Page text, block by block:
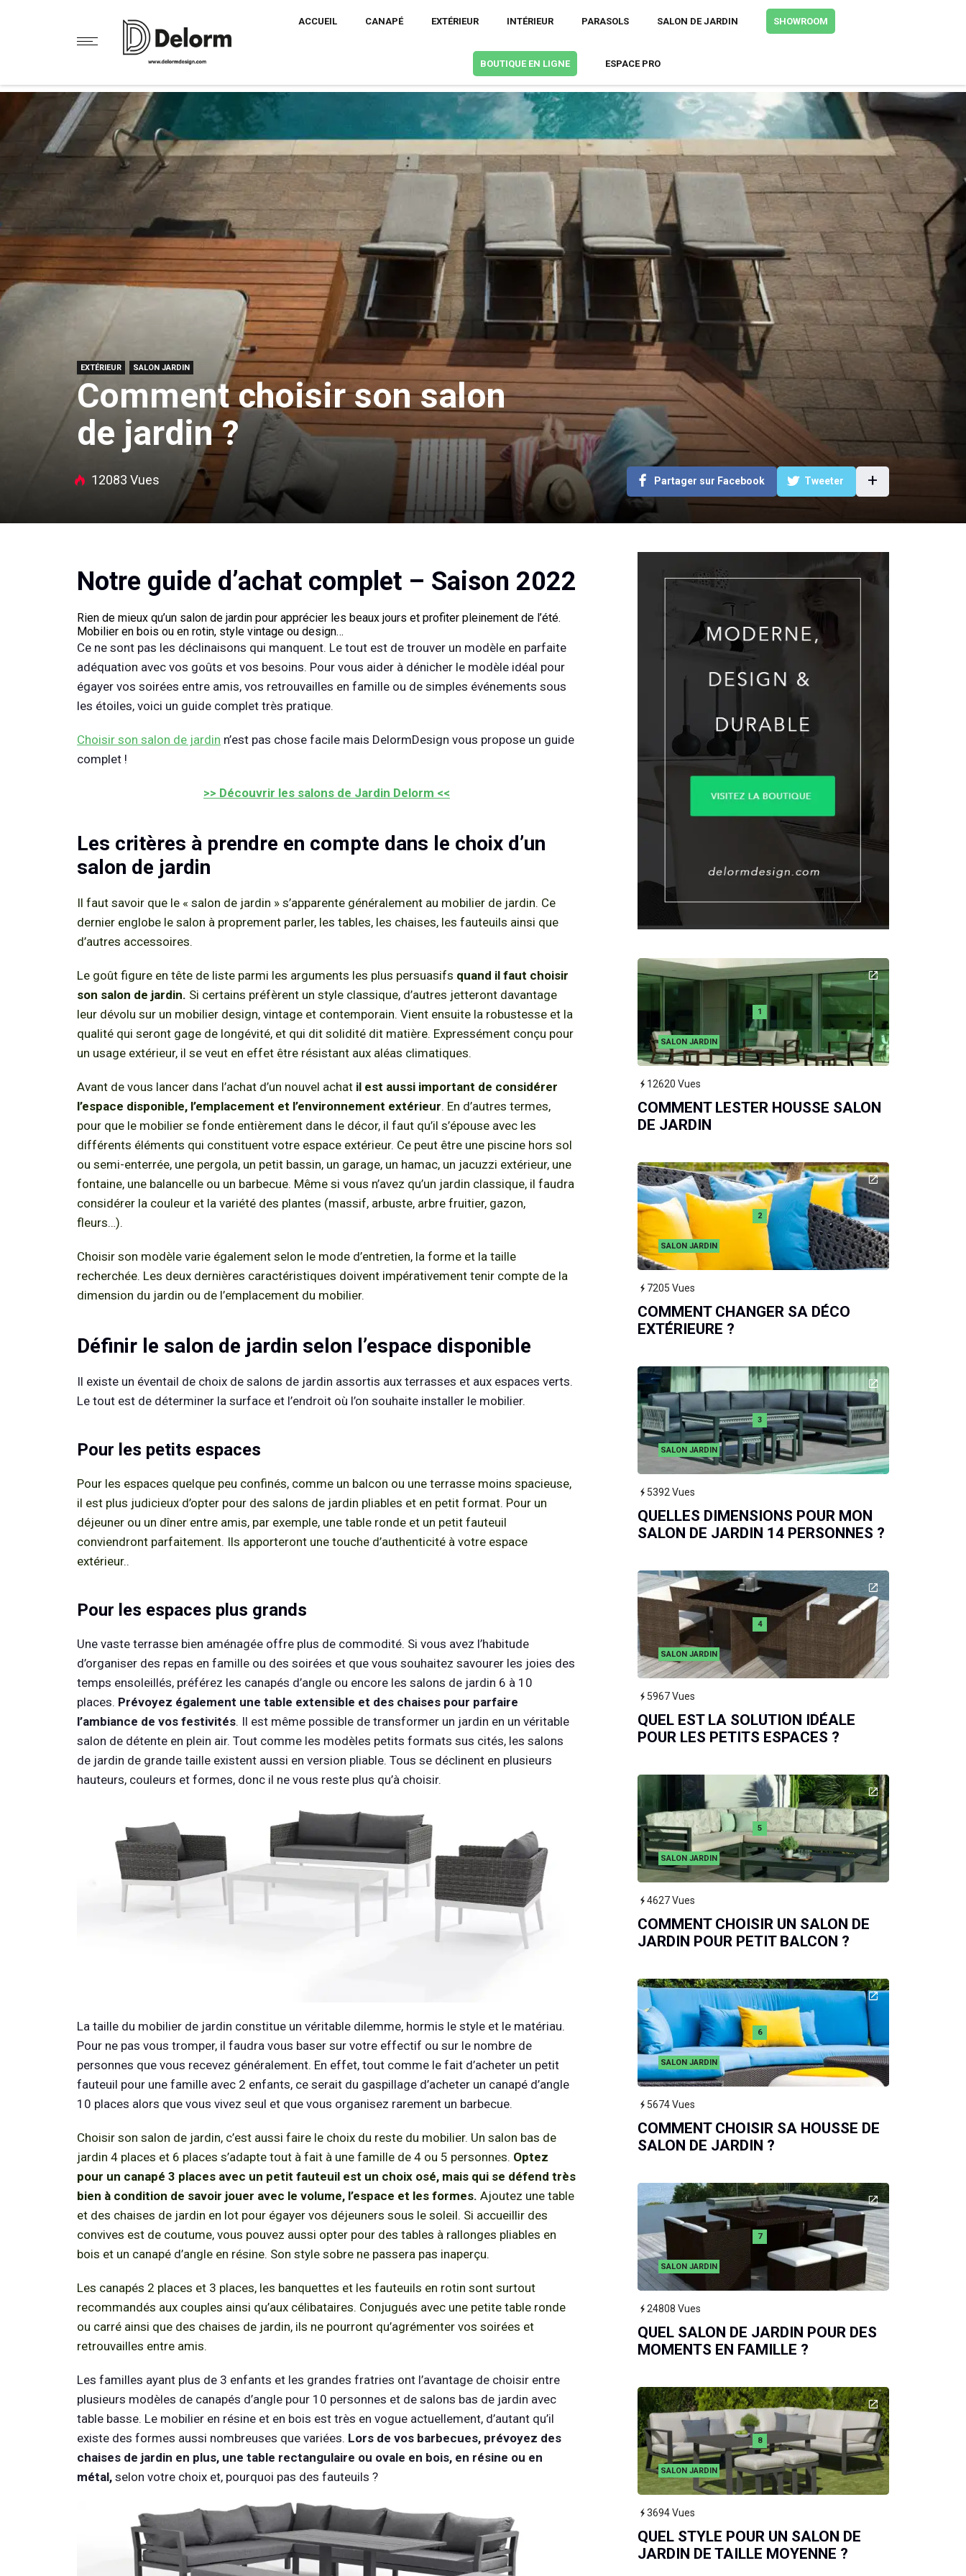
ACCUEIL CANAPÉ EXTÉRIEUR INTÉRIEUR PARASOLS SALON DE JARDIN SHOWROOM
BOUTIQUE EN LIGNE ESPACE PRO
EXTÉRIEUR SALON JARDIN
Comment choisir son salon
de jardin ?
12083 Vues Partager sur Facebook Tweeter +
Notre guide d’achat complet – Saison 2022
Rien de mieux qu’un salon de jardin pour apprécier les beaux jours et profiter pleinement de l’été.
Mobilier en bois ou en rotin, style vintage ou design…
Ce ne sont pas les déclinaisons qui manquent. Le tout est de trouver un modèle en parfaite
adéquation avec vos goûts et vos besoins. Pour vous aider à dénicher le modèle idéal pour
égayer vos soirées entre amis, vos retrouvailles en famille ou de simples événements sous
les étoiles, voici un guide complet très pratique.
Choisir son salon de jardin n’est pas chose facile mais DelormDesign vous propose un guide
complet !
>> Découvrir les salons de Jardin Delorm <<
Les critères à prendre en compte dans le choix d’un
salon de jardin
Il faut savoir que le « salon de jardin » s’apparente généralement au mobilier de jardin. Ce
dernier englobe le salon à proprement parler, les tables, les chaises, les fauteuils ainsi que
d’autres accessoires.
Le goût figure en tête de liste parmi les arguments les plus persuasifs quand il faut choisir
son salon de jardin. Si certains préfèrent un style classique, d’autres jetteront davantage
leur dévolu sur un mobilier design, vintage et contemporain. Vient ensuite la robustesse et la
qualité qui seront gage de longévité, et qui dit solidité dit matière. Expressément conçu pour
un usage extérieur, il se veut en effet être résistant aux aléas climatiques.
Avant de vous lancer dans l’achat d’un nouvel achat il est aussi important de considérer
l’espace disponible, l’emplacement et l’environnement extérieur. En d’autres termes,
pour que le mobilier se fonde entièrement dans le décor, il faut qu’il s’épouse avec les
différents éléments qui constituent votre espace extérieur. Ce peut être une piscine hors sol
ou semi-enterrée, une pergola, un petit bassin, un garage, un hamac, un jacuzzi extérieur, une
fontaine, une balancelle ou un barbecue. Même si vous n’avez qu’un jardin classique, il faudra
considérer la couleur et la variété des plantes (massif, arbuste, arbre fruitier, gazon,
fleurs…).
Choisir son modèle varie également selon le mode d’entretien, la forme et la taille
recherchée. Les deux dernières caractéristiques doivent impérativement tenir compte de la
dimension du jardin ou de l’emplacement du mobilier.
Définir le salon de jardin selon l’espace disponible
Il existe un éventail de choix de salons de jardin assortis aux terrasses et aux espaces verts.
Le tout est de déterminer la surface et l’endroit où l’on souhaite installer le mobilier.
Pour les petits espaces
Pour les espaces quelque peu confinés, comme un balcon ou une terrasse moins spacieuse,
il est plus judicieux d’opter pour des salons de jardin pliables et en petit format. Pour un
déjeuner ou un dîner entre amis, par exemple, une table ronde et un petit fauteuil
conviendront parfaitement. Ils apporteront une touche d’authenticité à votre espace
extérieur..
Pour les espaces plus grands
Une vaste terrasse bien aménagée offre plus de commodité. Si vous avez l’habitude
d’organiser des repas en famille ou des soirées et que vous souhaitez savourer les joies des
temps ensoleillés, préférez les canapés d’angle ou encore les salons de jardin 6 à 10
places. Prévoyez également une table extensible et des chaises pour parfaire
l’ambiance de vos festivités. Il est même possible de transformer un jardin en un véritable
salon de détente en plein air. Tout comme les modèles petits formats sus cités, les salons
de jardin de grande taille existent aussi en version pliable. Tous se déclinent en plusieurs
hauteurs, couleurs et formes, donc il ne vous reste plus qu’à choisir.
La taille du mobilier de jardin constitue un véritable dilemme, hormis le style et le matériau.
Pour ne pas vous tromper, il faudra vous baser sur votre effectif ou sur le nombre de
personnes que vous recevez généralement. En effet, tout comme le fait d’acheter un petit
fauteuil pour une famille avec 2 enfants, ce serait du gaspillage d’acheter un canapé d’angle
10 places alors que vous vivez seul et que vous organisez rarement un barbecue.
Choisir son salon de jardin, c’est aussi faire le choix du reste du mobilier. Un salon bas de
jardin 4 places et 6 places s’adapte tout à fait à une famille de 4 ou 5 personnes. Optez
pour un canapé 3 places avec un petit fauteuil est un choix osé, mais qui se défend très
bien à condition de savoir jouer avec le volume, l’espace et les formes. Ajoutez une table
et des chaises de jardin en lot pour égayer vos déjeuners sous le soleil. Si accueillir des
convives est de coutume, vous pouvez aussi opter pour des tables à rallonges pliables en
bois et un canapé d’angle en résine. Son style sobre ne passera pas inaperçu.
Les canapés 2 places et 3 places, les banquettes et les fauteuils en rotin sont surtout
recommandés aux couples ainsi qu’aux célibataires. Conjugués avec une petite table ronde
ou carré ainsi que des chaises de jardin, ils ne pourront qu’agrémenter vos soirées et
retrouvailles entre amis.
Les familles ayant plus de 3 enfants et les grandes fratries ont l’avantage de choisir entre
plusieurs modèles de canapés d’angle pour 10 personnes et de salons bas de jardin avec
table basse. Le mobilier en résine et en bois est très en vogue actuellement, d’autant qu’il
existe des formes aussi nombreuses que variées. Lors de vos barbecues, prévoyez des
chaises de jardin en plus, une table rectangulaire ou ovale en bois, en résine ou en
métal, selon votre choix et, pourquoi pas des fauteuils ?
1
SALON JARDIN
12620 Vues
COMMENT LESTER HOUSSE SALON
DE JARDIN
2
SALON JARDIN
7205 Vues
COMMENT CHANGER SA DÉCO
EXTÉRIEURE ?
3
SALON JARDIN
5392 Vues
QUELLES DIMENSIONS POUR MON
SALON DE JARDIN 14 PERSONNES ?
4
SALON JARDIN
5967Vues
QUEL EST LA SOLUTION IDÉALE
POUR LES PETITS ESPACES ?
5
SALON JARDIN
4627Vues
COMMENT CHOISIR UN SALON DE
JARDIN POUR PETIT BALCON ?
6
SALON JARDIN
5674Vues
COMMENT CHOISIR SA HOUSSE DE
SALON DE JARDIN ?
7
SALON JARDIN
24808 Vues
QUEL SALON DE JARDIN POUR DES
MOMENTS EN FAMILLE ?
8
SALON JARDIN
3694Vues
QUEL STYLE POUR UN SALON DE
JARDIN DE TAILLE MOYENNE ?